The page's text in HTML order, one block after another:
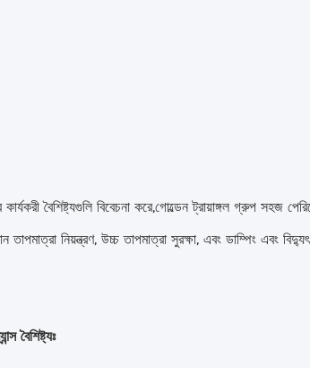
বৈশিষ্ট্যগুলি বিবেচনা করে,গোল্ডেন ট্রায়াঙ্গল গ্রুপ সহজ
তাপমাত্রা নিয়ন্ত্রণ, উচ্চ তাপমাত্রা সুরক্ষা, এবং ডাম্পিং এবং
বৈশিষ্ট্যঃ